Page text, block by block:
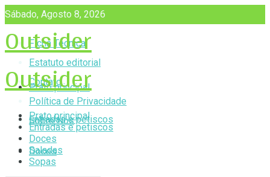
Sábado, Agosto 8, 2026
Ficha Técnica
Estatuto editorial
Contato
Política de Privacidade
Sobre Nós
Outsider
Prato principal
Entradas e petiscos
Doces
Outsider
Prato principal
Entradas e petiscos
Doces
Saladas
Sopas